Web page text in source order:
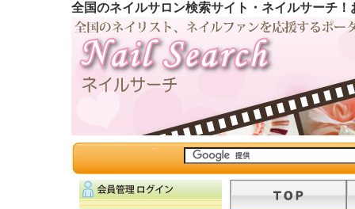
全国のネイルサロン検索サイト・ネイルサーチ